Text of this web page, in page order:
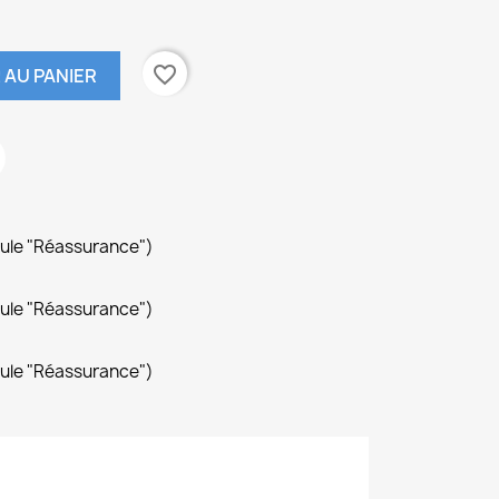
PANIER favorite_border
"Réassurance")
"Réassurance")
"Réassurance")